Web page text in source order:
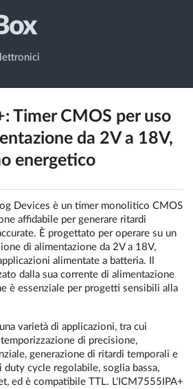
Timer CMOS per uso
da 2V a 18V,
energetico
Devices è un timer monolitico CMOS
affidabile per generare ritardi
È progettato per operare su un
di alimentazione da 2V a 18V,
alimentate a batteria. Il
dalla sua corrente di alimentazione
è essenziale per progetti sensibili alla
varietà di applicazioni, tra cui
di precisione,
generazione di ritardi temporali e
cycle regolabile, soglia bassa,
ed è compatibile TTL. L'ICM7555IPA+